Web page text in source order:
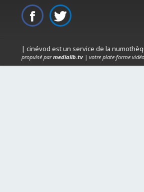
| cinévod est un service de la
propulsé parmedialib.tv| votre plate-forme vidéo